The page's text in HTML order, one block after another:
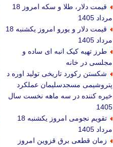
قیمت دلار، طلا و سکه امروز 18
مرداد 1405
قیمت دلار و یورو امروز یکشنبه 18
مرداد 1405
طرز تهیه کیک انبه ای ساده و
مجلسی در خانه
شکستن رکورد تاریخی تولید اوره در
پتروشیمی مسجدسلیمان عملکرد
خیره کننده در سه ماهه نخست سال
1405
تقویم نجومی امروز یکشنبه 18
مرداد 1405
زمان قطعی برق قزوین امروز